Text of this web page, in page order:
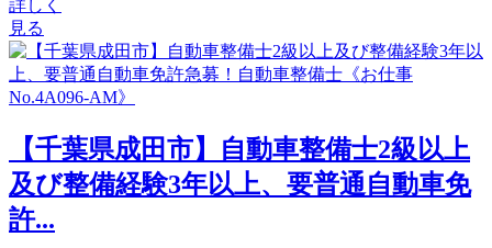
詳しく
見る
【千葉県成田市】自動車整備士2級以上
及び整備経験3年以上、要普通自動車免
許...